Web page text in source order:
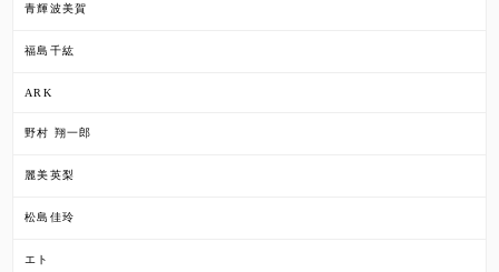
青輝波美賀
福島千紘
ARK
野村 翔一郎
麗美英梨
松島佳玲
エト